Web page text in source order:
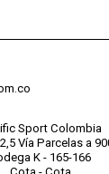
Sport Colombia
Vía Parcelas a
K - 165-166